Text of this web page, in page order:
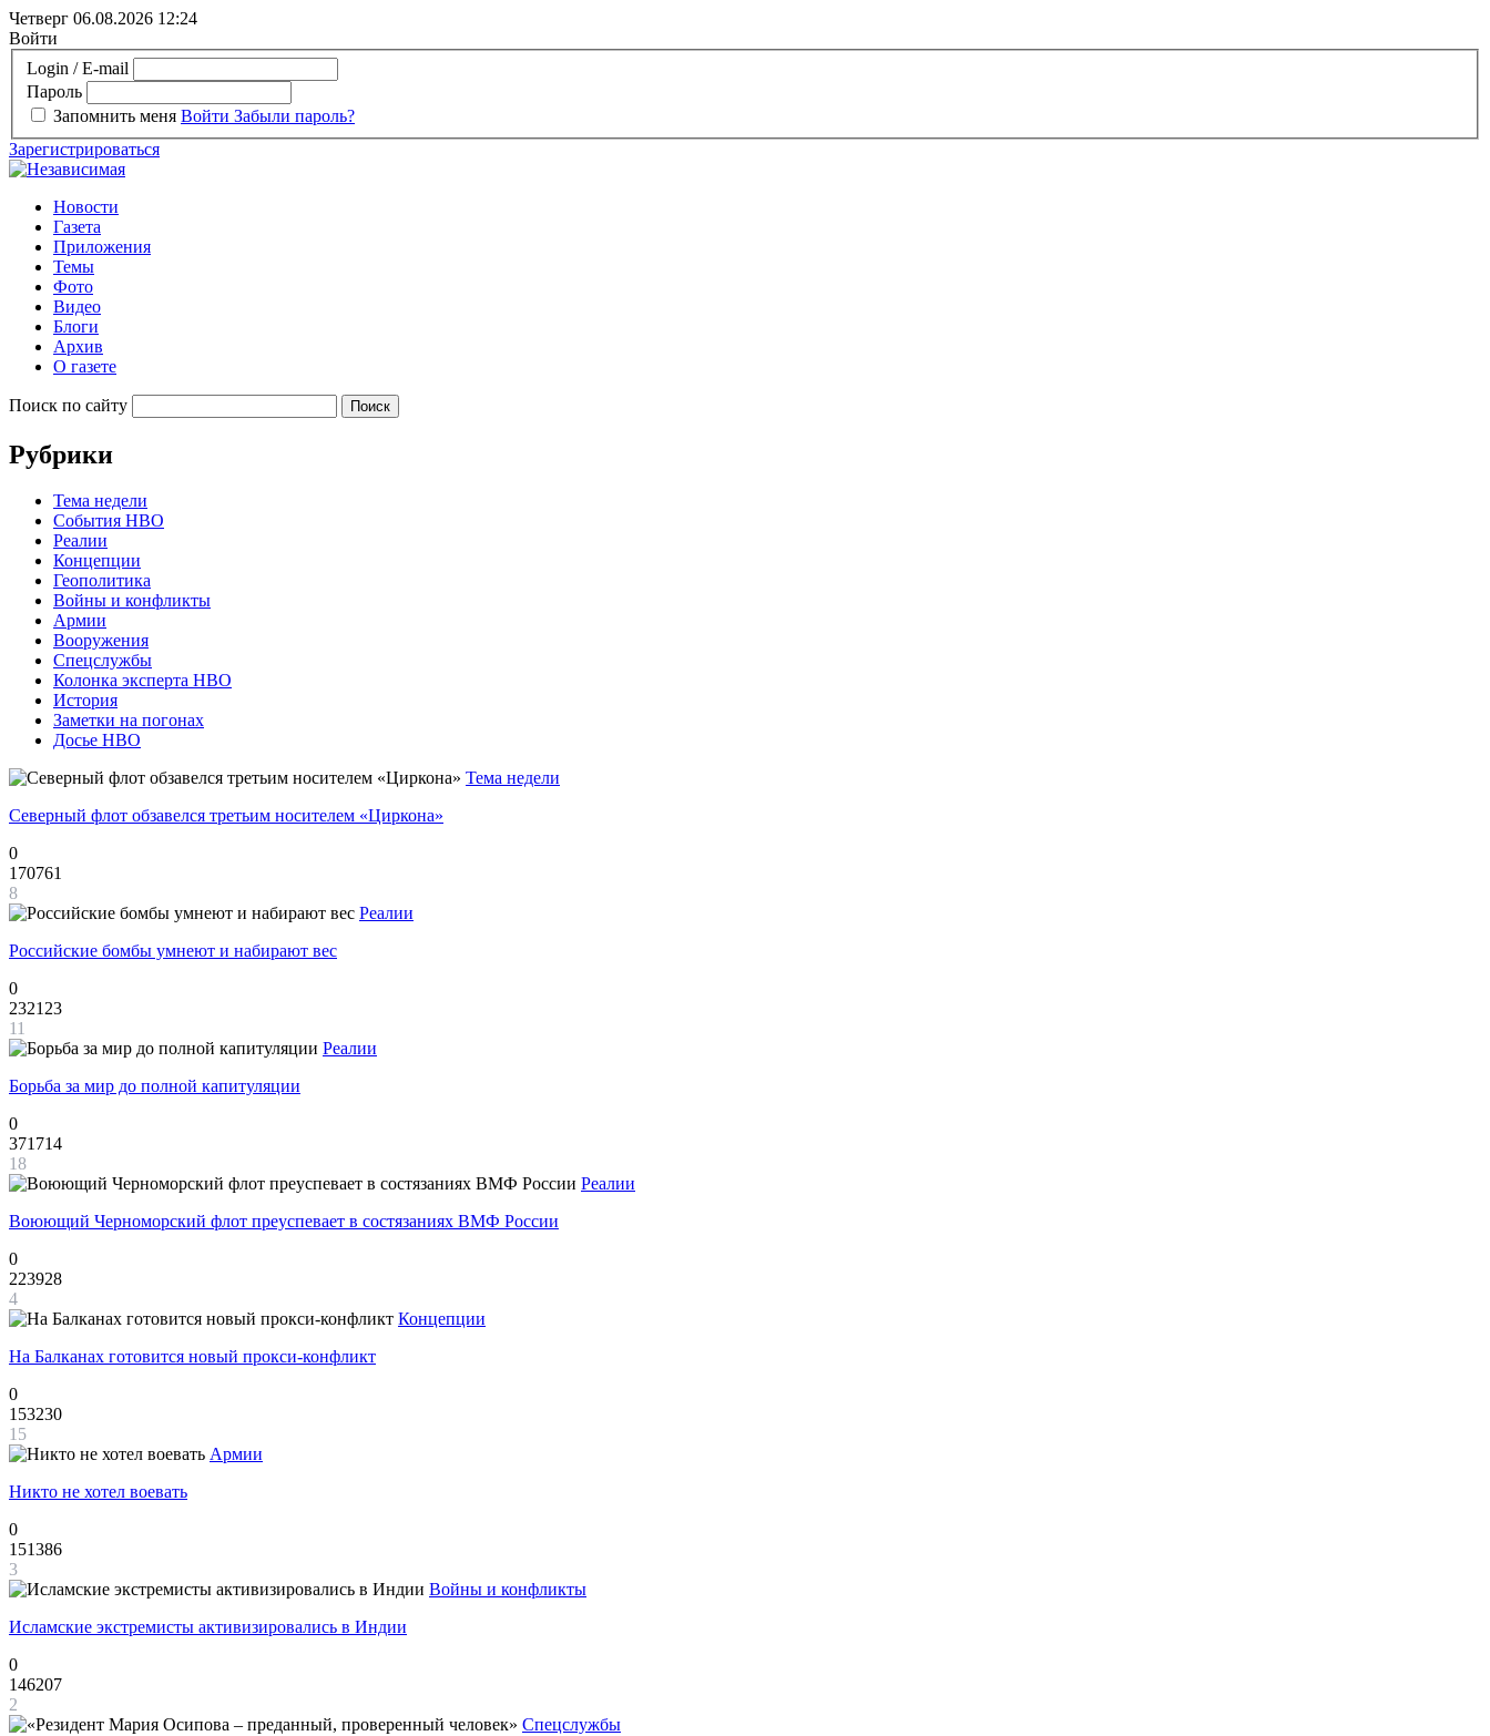
Четверг 06.08.2026 12:24
Войти
Login / E-mail
Пароль
Запомнить меня Войти Забыли пароль?
Зарегистрироваться
Новости
Газета
Приложения
Темы
Фото
Видео
Блоги
Архив
О газете
Поиск по сайту
Рубрики
Тема недели
События НВО
Реалии
Концепции
Геополитика
Войны и конфликты
Армии
Вооружения
Спецслужбы
Колонка эксперта НВО
История
Заметки на погонах
Досье НВО
Тема недели
Северный флот обзавелся третьим носителем «Циркона»
0
170761
8
Реалии
Российские бомбы умнеют и набирают вес
0
232123
11
Реалии
Борьба за мир до полной капитуляции
0
371714
18
Реалии
Воюющий Черноморский флот преуспевает в состязаниях ВМФ России
0
223928
4
Концепции
На Балканах готовится новый прокси-конфликт
0
153230
15
Армии
Никто не хотел воевать
0
151386
3
Войны и конфликты
Исламские экстремисты активизировались в Индии
0
146207
2
Спецслужбы